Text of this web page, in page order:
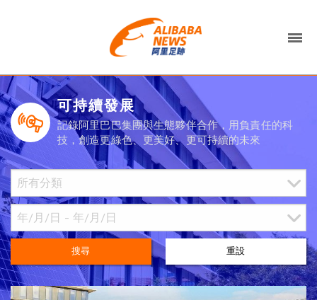
可持續發展
記錄阿里巴巴集團與生態夥伴合作，用負責任的科
技，創造更綠色、更美好、更可持續的未來
搜尋 重設